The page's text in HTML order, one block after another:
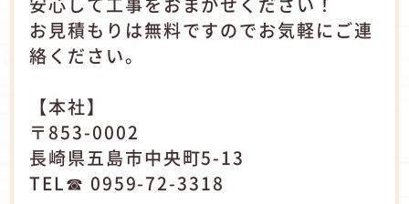
お見積もりは無料ですのでお気軽にご連
絡ください。
【本社】
〒853-0002
長崎県五島市中央町5-13
TEL☎ 0959-72-3318